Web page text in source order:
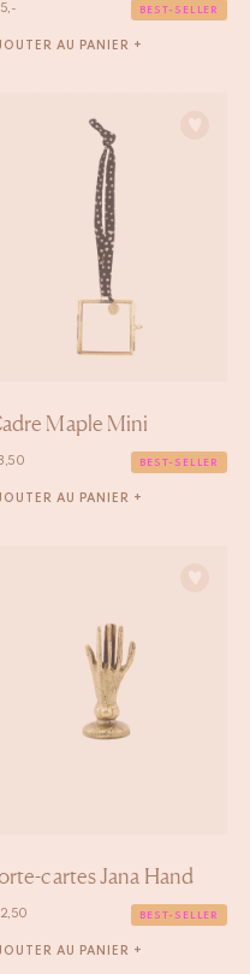
15,- BEST-SELLER
AU PANIER +
Maple Mini
BEST-SELLER
AU PANIER +
cartes Jana Hand
12,50 BEST-SELLER
AU PANIER +